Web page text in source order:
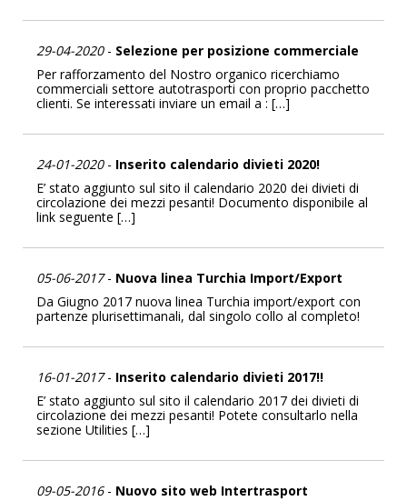
29-04-2020- Selezione per posizione commerciale
Per rafforzamento del Nostro organico ricerchiamo
commerciali settore autotrasporti con proprio pacchetto
clienti. Se interessati inviare un email a : […]
24-01-2020- Inserito calendario divieti 2020!
E’ stato aggiunto sul sito il calendario 2020 dei divieti di
circolazione dei mezzi pesanti! Documento disponibile al
link seguente […]
05-06-2017- Nuova linea Turchia Import/Export
Da Giugno 2017 nuova linea Turchia import/export con
partenze plurisettimanali, dal singolo collo al completo!
16-01-2017- Inserito calendario divieti 2017!!
E’ stato aggiunto sul sito il calendario 2017 dei divieti di
circolazione dei mezzi pesanti! Potete consultarlo nella
sezione Utilities […]
09-05-2016- Nuovo sito web Intertrasport